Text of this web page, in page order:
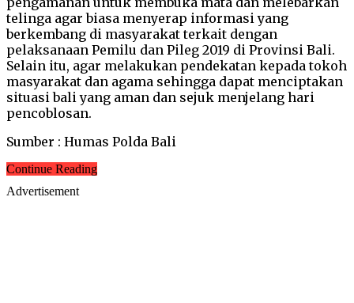
telinga agar biasa menyerap informasi yang
berkembang di masyarakat terkait dengan
pelaksanaan Pemilu dan Pileg 2019 di Provinsi Bali.
Selain itu, agar melakukan pendekatan kepada tokoh
masyarakat dan agama sehingga dapat menciptakan
situasi bali yang aman dan sejuk menjelang hari
pencoblosan.
Sumber : Humas Polda Bali
Continue Reading
Advertisement